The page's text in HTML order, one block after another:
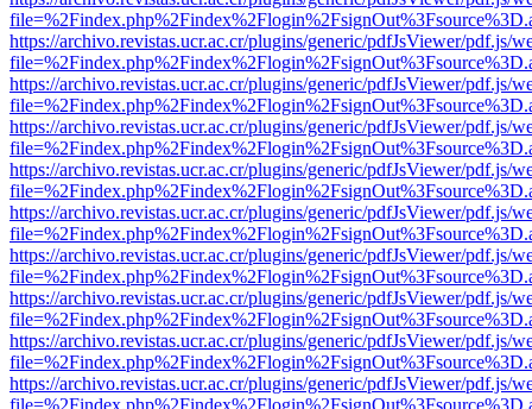
https://archivo.revistas.ucr.ac.cr/plugins/generic/pdfJsViewer/pdf.js/
https://archivo.revistas.ucr.ac.cr/plugins/generic/pdfJsViewer/pdf.js/
https://archivo.revistas.ucr.ac.cr/plugins/generic/pdfJsViewer/pdf.js/
https://archivo.revistas.ucr.ac.cr/plugins/generic/pdfJsViewer/pdf.js/
https://archivo.revistas.ucr.ac.cr/plugins/generic/pdfJsViewer/pdf.js/
https://archivo.revistas.ucr.ac.cr/plugins/generic/pdfJsViewer/pdf.js/
https://archivo.revistas.ucr.ac.cr/plugins/generic/pdfJsViewer/pdf.js/
https://archivo.revistas.ucr.ac.cr/plugins/generic/pdfJsViewer/pdf.js/
https://archivo.revistas.ucr.ac.cr/plugins/generic/pdfJsViewer/pdf.js/